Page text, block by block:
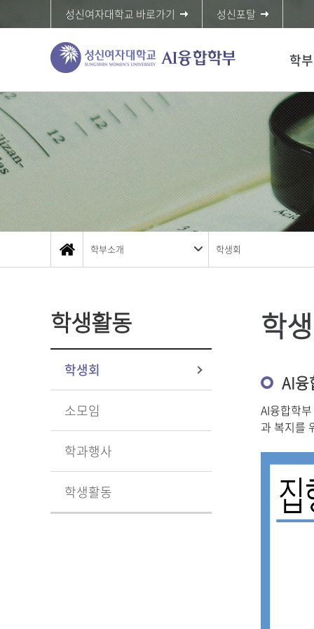
성신여자대학교 바로가기 성신포탈
학
학부소개 학생회
학생활동
학생회
소모임
학과행사
학생활동
학
AI융
AI융합학
과 복지를